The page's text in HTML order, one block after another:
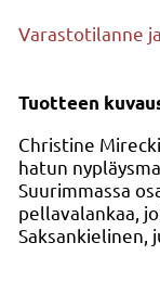
Varastotilanne
Tuotteen
Christine
hatun
Suurimmassa
pellavalankaa,
Saksankielinen,